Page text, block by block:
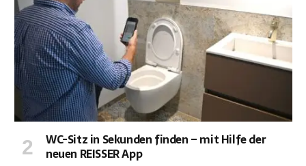
WC-Sitz in Sekunden finden – mit Hilfe der
neuen REISSER App